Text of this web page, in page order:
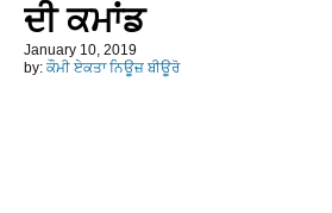
ਦੀ ਕਮਾਂਡ
January 10, 2019
by: ਕੌਮੀ ਏਕਤਾ ਨਿਊਜ਼ ਬੀਊਰੋ